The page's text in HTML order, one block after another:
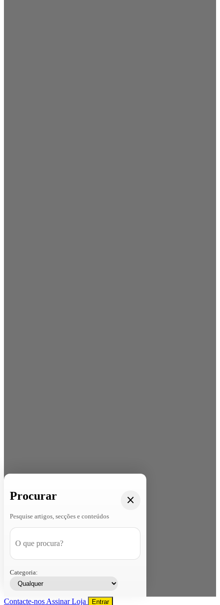
Procurar
Pesquise artigos, secções e conteúdos
Categoria:
Contacte-nos AssinarLoja Entrar